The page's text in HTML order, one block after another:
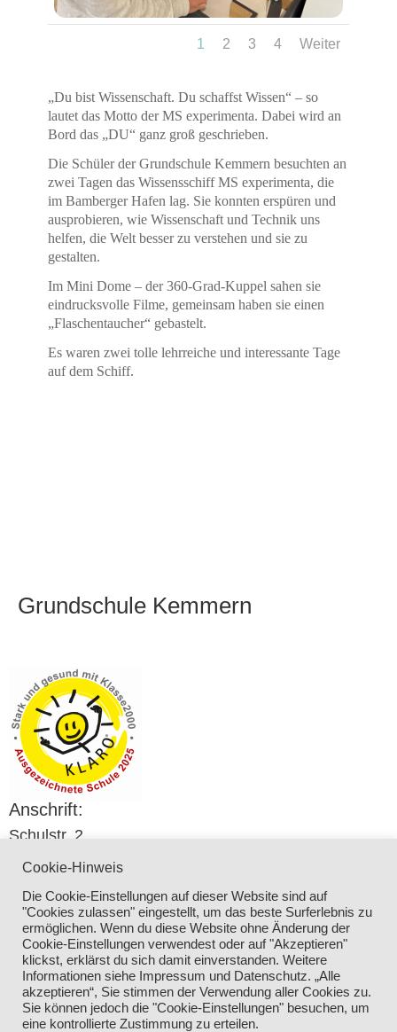
1 2 3 4 Weiter
„Du bist Wissenschaft. Du schaffst Wissen“ – so
lautet das Motto der MS experimenta. Dabei wird an
Bord das „DU“ ganz groß geschrieben.
Die Schüler der Grundschule Kemmern besuchten an
zwei Tagen das Wissensschiff MS experimenta, die
im Bamberger Hafen lag. Sie konnten erspüren und
ausprobieren, wie Wissenschaft und Technik uns
helfen, die Welt besser zu verstehen und sie zu
gestalten.
Im Mini Dome – der 360-Grad-Kuppel sahen sie
eindrucksvolle Filme, gemeinsam haben sie einen
„Flaschentaucher“ gebastelt.
Es waren zwei tolle lehrreiche und interessante Tage
auf dem Schiff.
Grundschule Kemmern
Anschrift:
Schulstr. 2
Telefon:
09544 – 15 05
Email:
verwaltung@grundschule-kemmern.de
Impressum und Datenschutz
© 2017 – 2026 Grundschule Kemmern | Made
Cookie-Hinweis
Die Cookie-Einstellungen auf dieser Website sind auf
"Cookies zulassen" eingestellt, um das beste Surferlebnis zu
ermöglichen. Wenn du diese Website ohne Änderung der
Cookie-Einstellungen verwendest oder auf "Akzeptieren"
klickst, erklärst du sich damit einverstanden. Weitere
Informationen siehe Impressum und Datenschutz. „Alle
akzeptieren“, Sie stimmen der Verwendung aller Cookies zu.
Sie können jedoch die "Cookie-Einstellungen" besuchen, um
eine kontrollierte Zustimmung zu erteilen.